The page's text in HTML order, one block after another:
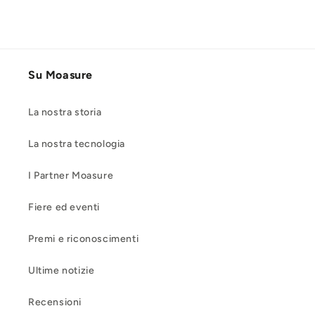
Su Moasure
La nostra storia
La nostra tecnologia
I Partner Moasure
Fiere ed eventi
Premi e riconoscimenti
Ultime notizie
Recensioni